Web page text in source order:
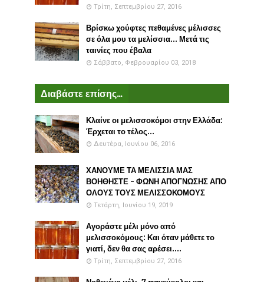
Τρίτη, Σεπτεμβρίου 27, 2016
Βρίσκω χούφτες πεθαμένες μέλισσες
σε όλα μου τα μελίσσια... Μετά τις
ταινίες που έβαλα
Σάββατο, Φεβρουαρίου 03, 2018
Διαβάστε επίσης...
Κλαίνε οι μελισσοκόμοι στην Ελλάδα:
Έρχεται το τέλος...
Δευτέρα, Ιουνίου 06, 2016
ΧΑΝΟΥΜΕ ΤΑ ΜΕΛΙΣΣΙΑ ΜΑΣ
ΒΟΗΘΗΣΤΕ - ΦΩΝΗ ΑΠΟΓΝΩΣΗΣ ΑΠΟ
ΟΛΟΥΣ ΤΟΥΣ ΜΕΛΙΣΣΟΚΟΜΟΥΣ
Τετάρτη, Ιουνίου 19, 2019
Αγοράστε μέλι μόνο από
μελισσοκόμους: Και όταν μάθετε το
γιατί, δεν θα σας αρέσει....
Τρίτη, Σεπτεμβρίου 27, 2016